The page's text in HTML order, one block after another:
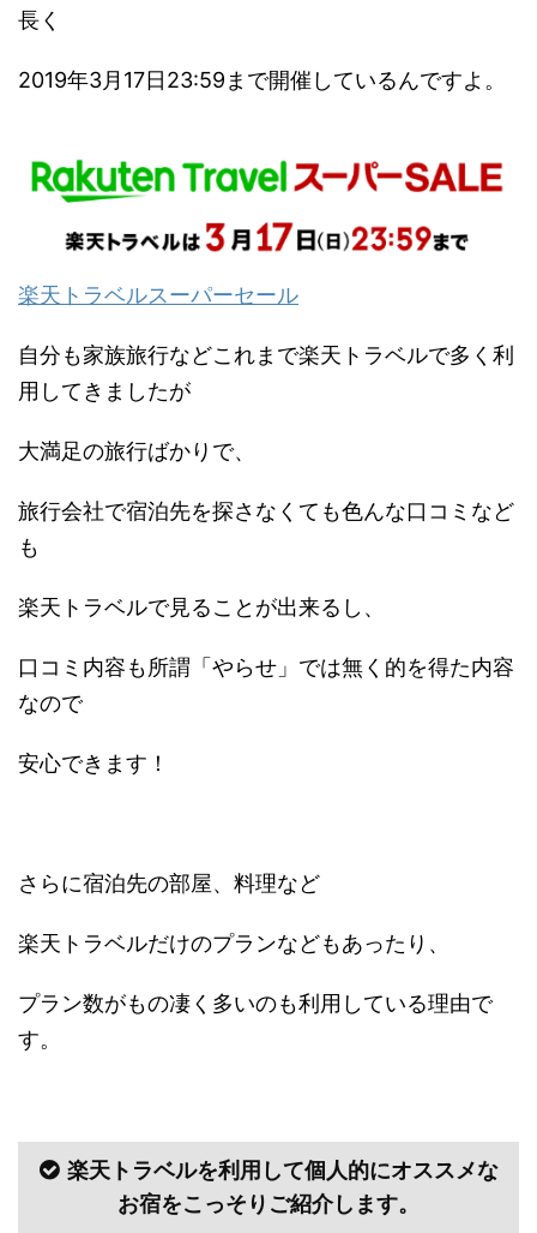
長く
2019年3月17日23:59まで開催しているんですよ。
楽天トラベルスーパーセール
自分も家族旅行などこれまで楽天トラベルで多く利
用してきましたが
大満足の旅行ばかりで、
旅行会社で宿泊先を探さなくても色んな口コミなど
も
楽天トラベルで見ることが出来るし、
口コミ内容も所謂「やらせ」では無く的を得た内容
なので
安心できます！
さらに宿泊先の部屋、料理など
楽天トラベルだけのプランなどもあったり、
プラン数がもの凄く多いのも利用している理由で
す。
楽天トラベルを利用して個人的にオススメな
お宿をこっそりご紹介します。